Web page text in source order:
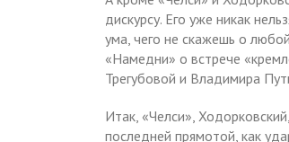
дискурсу. Его уже никак
ума, чего не скажешь о
«Намедни» о встрече
Трегубовой и Владимира
Итак, «Челси»,
последней прямотой, как